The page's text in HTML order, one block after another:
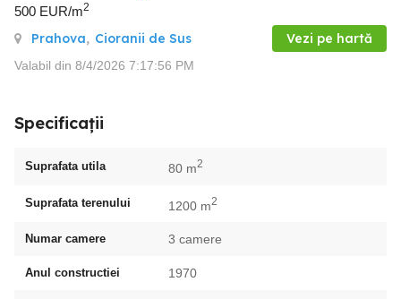
500 EUR/m2
Prahova, Cioranii de Sus Vezi pe hartă
Valabil din 8/4/2026 7:17:56 PM
Specificații
Suprafata utila 80 m2
Suprafata terenului 1200 m2
Numar camere 3 camere
Anul constructiei 1970